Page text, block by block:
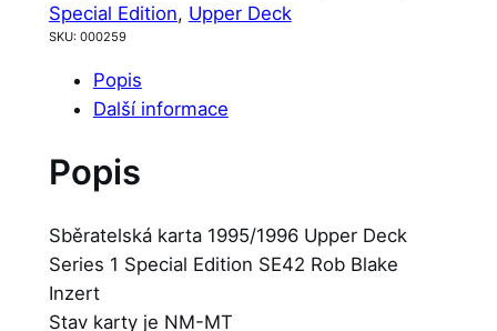
Special Edition, Upper Deck
SKU: 000259
Popis
Další informace
Popis
Sběratelská karta 1995/1996 Upper Deck
Series 1 Special Edition SE42 Rob Blake
Inzert
Stav karty je NM-MT